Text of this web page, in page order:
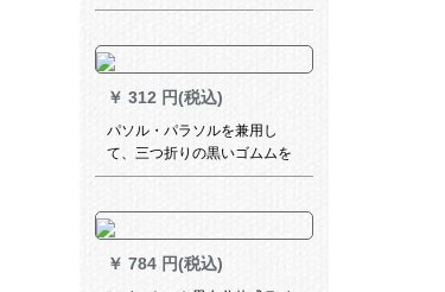
动车レインコート长项帽子付
厚いストーキング大人加厚EV
レインコートト白
￥ 312 円(税込)
パソル・パラソルを兼用し
て、三つ折りの黒いゴムムを
使って、紫外線防止の日傘を
￥ 784 円(税込)